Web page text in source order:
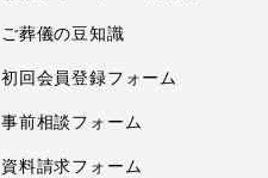
ご葬儀の豆知識
初回会員登録フォーム
事前相談フォーム
資料請求フォーム